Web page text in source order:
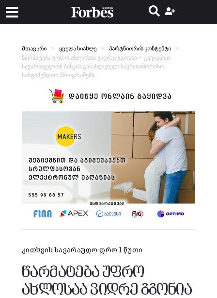
მთავარი ყველა სიახლე პარტნიორის კონტენტი
წარმატება უფრო ახლოსაა ვიდრე გგონია – გაეცანით
საქართველოს ბანკის განახლებულ საერთაშორისო
სასტიპენდიო პროგრამებს
კითხვის სავარაუდო დრო 1 წუთი
წარმატება უფრო
ახლოსაა ვიდრე გგონია